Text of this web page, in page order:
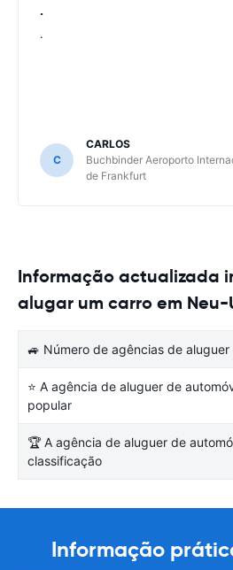
.
.
C
CARLOS
Buchbinder Aeroporto
de Frankfurt
Informação actualizada
alugar um carro em Neu-
🚙 Número de agências de aluguer
⭐ A agência de aluguer de
popular
🏆 A agência de aluguer de
classificação
Informação